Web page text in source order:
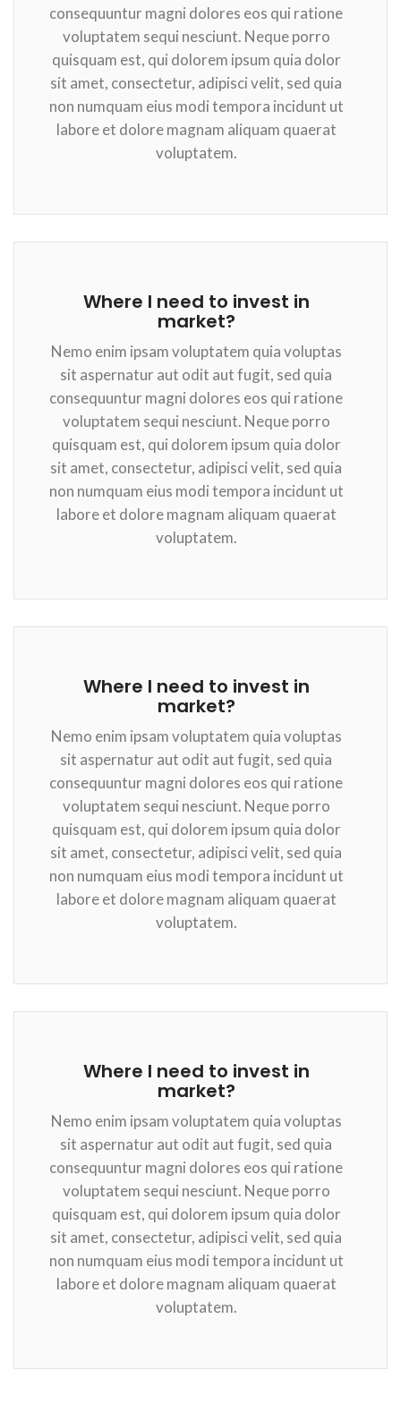
consequuntur magni dolores eos qui ratione
voluptatem sequi nesciunt. Neque porro
quisquam est, qui dolorem ipsum quia dolor
sit amet, consectetur, adipisci velit, sed quia
non numquam eius modi tempora incidunt ut
labore et dolore magnam aliquam quaerat
voluptatem.
Where I need to invest in
market?
Nemo enim ipsam voluptatem quia voluptas
sit aspernatur aut odit aut fugit, sed quia
consequuntur magni dolores eos qui ratione
voluptatem sequi nesciunt. Neque porro
quisquam est, qui dolorem ipsum quia dolor
sit amet, consectetur, adipisci velit, sed quia
non numquam eius modi tempora incidunt ut
labore et dolore magnam aliquam quaerat
voluptatem.
Where I need to invest in
market?
Nemo enim ipsam voluptatem quia voluptas
sit aspernatur aut odit aut fugit, sed quia
consequuntur magni dolores eos qui ratione
voluptatem sequi nesciunt. Neque porro
quisquam est, qui dolorem ipsum quia dolor
sit amet, consectetur, adipisci velit, sed quia
non numquam eius modi tempora incidunt ut
labore et dolore magnam aliquam quaerat
voluptatem.
Where I need to invest in
market?
Nemo enim ipsam voluptatem quia voluptas
sit aspernatur aut odit aut fugit, sed quia
consequuntur magni dolores eos qui ratione
voluptatem sequi nesciunt. Neque porro
quisquam est, qui dolorem ipsum quia dolor
sit amet, consectetur, adipisci velit, sed quia
non numquam eius modi tempora incidunt ut
labore et dolore magnam aliquam quaerat
voluptatem.